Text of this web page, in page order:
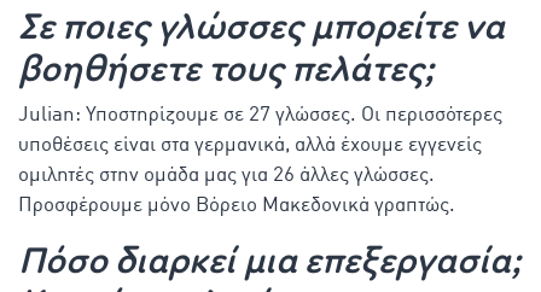
Σε ποιες γλώσσες μπορείτε να
βοηθήσετε τους πελάτες;
Julian: Υποστηρίζουμε σε 27 γλώσσες. Οι περισσότερες
υποθέσεις είναι στα γερμανικά, αλλά έχουμε εγγενείς
ομιλητές στην ομάδα μας για 26 άλλες γλώσσες.
Προσφέρουμε μόνο Βόρειο Μακεδονικά γραπτώς.
Πόσο διαρκεί μια επεξεργασία;